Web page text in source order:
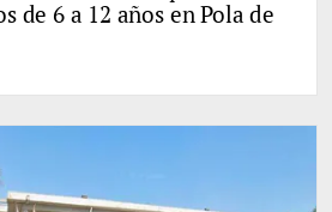
de 6 a 12 años en Pola de